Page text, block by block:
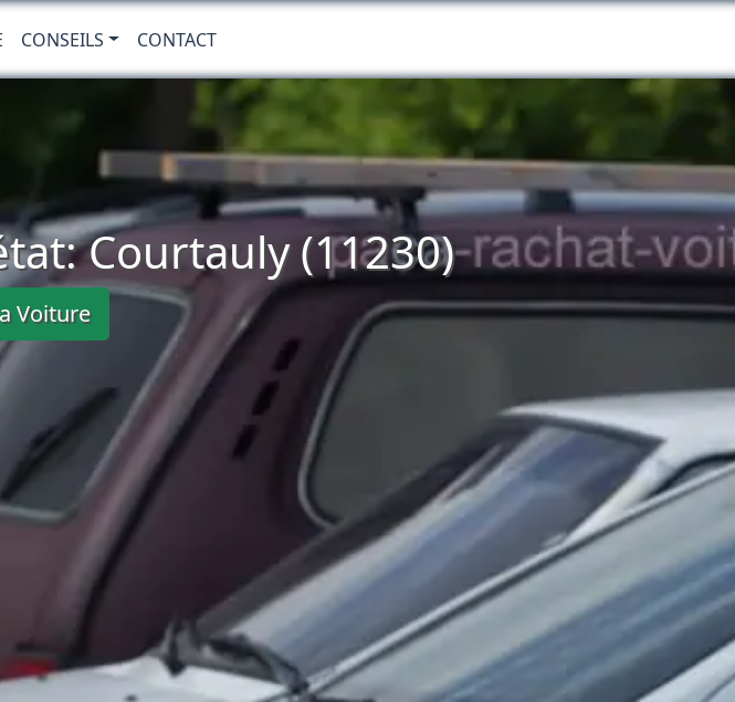
CONSEILS CONTACT
Courtauly (11230)
Voiture